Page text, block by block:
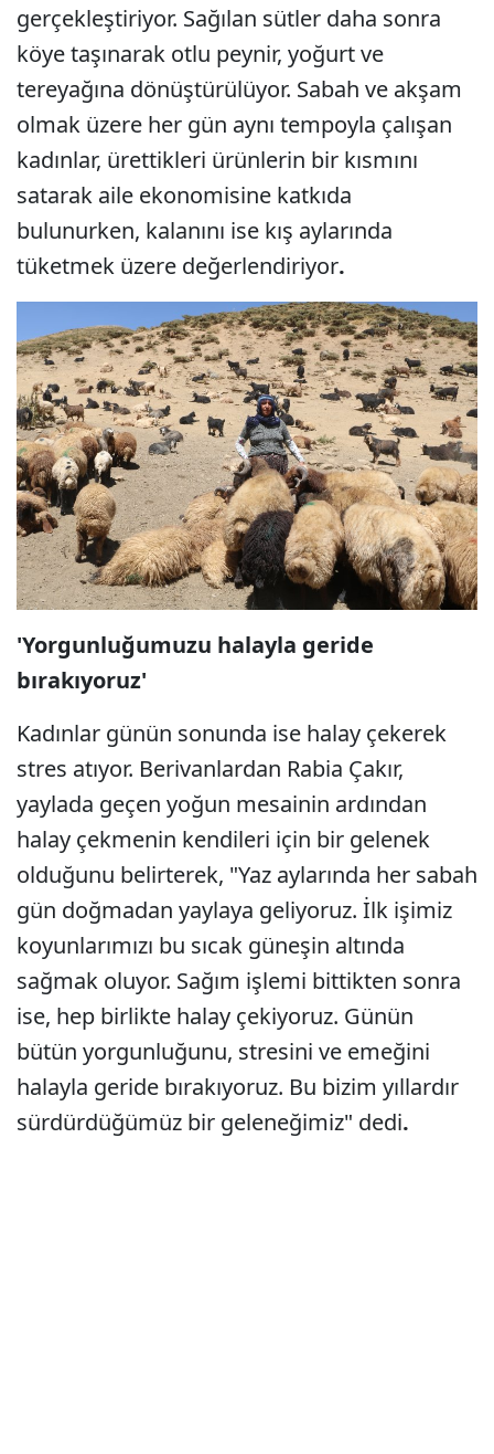
gerçekleştiriyor. Sağılan sütler daha sonra
köye taşınarak otlu peynir, yoğurt ve
tereyağına dönüştürülüyor. Sabah ve akşam
olmak üzere her gün aynı tempoyla çalışan
kadınlar, ürettikleri ürünlerin bir kısmını
satarak aile ekonomisine katkıda
bulunurken, kalanını ise kış aylarında
tüketmek üzere değerlendiriyor.
'Yorgunluğumuzu halayla geride
bırakıyoruz'
Kadınlar günün sonunda ise halay çekerek
stres atıyor. Berivanlardan Rabia Çakır,
yaylada geçen yoğun mesainin ardından
halay çekmenin kendileri için bir gelenek
olduğunu belirterek, "Yaz aylarında her sabah
gün doğmadan yaylaya geliyoruz. İlk işimiz
koyunlarımızı bu sıcak güneşin altında
sağmak oluyor. Sağım işlemi bittikten sonra
ise, hep birlikte halay çekiyoruz. Günün
bütün yorgunluğunu, stresini ve emeğini
halayla geride bırakıyoruz. Bu bizim yıllardır
sürdürdüğümüz bir geleneğimiz" dedi.